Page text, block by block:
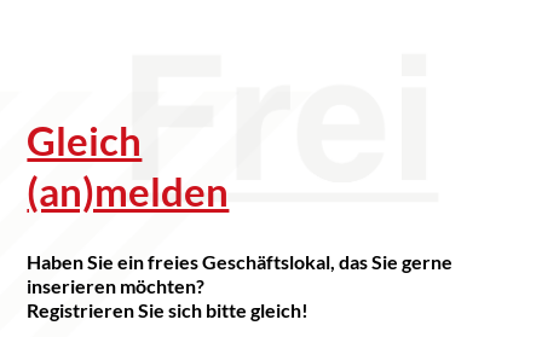
Art des Lokals, Gastronomie, Geschäftslo...
11/02
Gleich
(an)melden
Haben Sie ein freies Geschäftslokal, das Sie gerne
inserieren möchten?
Registrieren Sie sich bitte gleich!